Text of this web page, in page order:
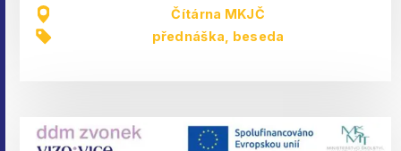
Čítárna MKJČ
přednáška, beseda